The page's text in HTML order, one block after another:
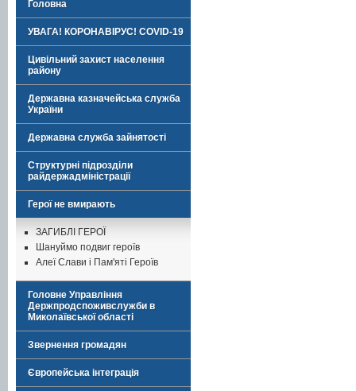
Головна
УВАГА! КОРОНАВІРУС! COVID-19
Цивільний захист населення
району
Державна казначейська служба
України
Державна служба зайнятості
Структурні підрозділи
райдержадміністрації
Герої не вмирають
ЗАГИБЛІ ГЕРОЇ
Шануймо подвиг героїв
Алеї Слави і Пам'яті Героїв
Головне Управління
Держпродспоживслужби в
Миколаївської області
Звернення громадян
Європейська інтеграція